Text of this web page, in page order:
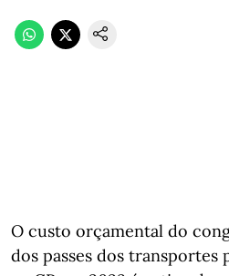
O custo orçamental do
dos passes dos transportes